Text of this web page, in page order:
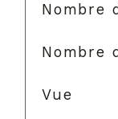
Nombre
Nombre
Vue